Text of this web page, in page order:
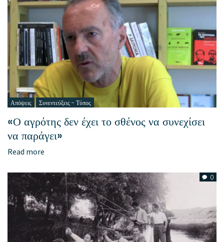
Απόψεις Συνεντεύξεις - Τύπος
«Ο αγρότης δεν έχει το σθένος να συνεχίσει
να παράγει»
Read more
0